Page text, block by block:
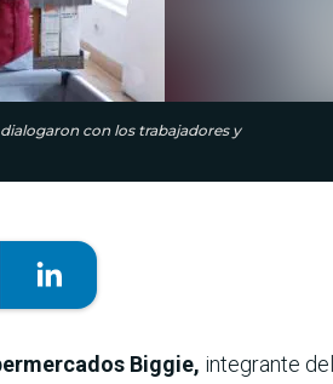
con los trabajadores y
Biggie, integrante